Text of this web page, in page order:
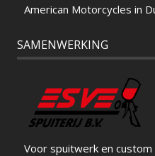
American Motorcycles in
SAMENWERKING
Voor spuitwerk en